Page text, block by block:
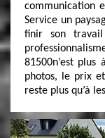
communication
Service un
finir son
81500n’est plus
photos, le prix
reste plus qu’à